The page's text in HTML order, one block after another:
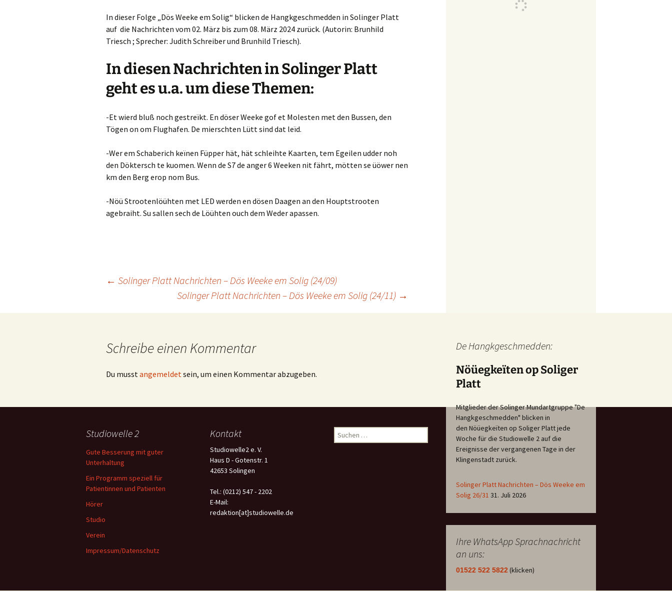
LINK
In dieser Folge „Dös Weeke em Solig“ blicken de Hangkgeschmedden in Solinger Platt
auf die Nachrichten vom 02. März bis zum 08. März 2024 zurück. (Autorin: Brunhild
Triesch ; Sprecher: Judith Schreiber und Brunhild Triesch).
In diesen Nachrichten in Solinger Platt
geht es u.a. um diese Themen:
-Et wierd bluß noch gestreïkt. En döser Weeke gof et Molesten met den Bussen, den
Tögen on om Flughafen. De mierschten Lütt sind dat leïd.
-Wer em Schaberich keïnen Füpper hät, hät schleihte Kaarten, tem Egeilen udder noh
den Döktersch te kuomen. Wenn de S7 de anger 6 Weeken nit fährt, mötten se üöwer nen
km den Berg erop nom Bus.
-Nöü Strootenlöühten met LED werden en dösen Daagen an den Houptstrooten
agebraiht. Su sallen sech de Löühten ouch dem Weder apassen.
Beitragsnavigation
← Solinger Platt Nachrichten – Dös Weeke em Solig (24/09)
Solinger Platt Nachrichten – Dös Weeke em Solig (24/11) →
Schreibe einen Kommentar
Du musstangemeldetsein, um einen Kommentar abzugeben.
De Hangkgeschmedden:
Nöüegkeïten op Soliger
Platt
Mitglieder der Solinger Mundartgruppe "De
Hangkgeschmedden" blicken in
den Nöüegkeïten op Soliger Platt jede
Woche für die Studiowelle 2 auf die
Ereignisse der vergangenen Tage in der
Klingenstadt zurück.
Solinger Platt Nachrichten – Dös Weeke em
Solig 26/31 31. Juli 2026
Ihre WhatsApp Sprachnachricht
an uns:
01522 522 5822 (klicken)
Studiowelle 2
Gute Besserung mit guter
Unterhaltung
Ein Programm speziell für
Patientinnen und Patienten
Hörer
Studio
Verein
Impressum/Datenschutz
Kontakt
Studiowelle2 e. V.
Haus D - Gotenstr. 1
42653 Solingen
Tel.: (0212) 547 - 2202
E-Mail:
redaktion[at]studiowelle.de
Suchen
nach: